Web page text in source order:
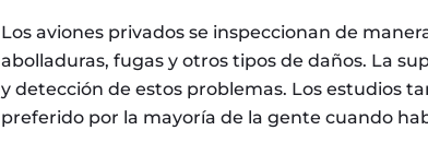
Los aviones privados se inspeccionan de
abolladuras, fugas y otros tipos de daños. La
y detección de estos problemas. Los estudios
preferido por la mayoría de la gente cuando